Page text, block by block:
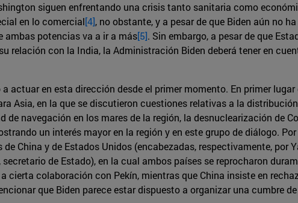
siguen enfrentando una crisis tanto sanitaria como
en lo comercial[4], no obstante, y a pesar de que Biden aún no
ambas potencias va a ir a más[5]. Sin embargo, a pesar de que
relación con la India, la Administración Biden deberá tener en
actuar en esta dirección desde el primer momento. En primer
Asia, en la que se discutieron cuestiones relativas a la
de navegación en los mares de la región, la desnuclearización de
un interés mayor en la región y en este grupo de diálogo.
China y de Estados Unidos (encabezadas, respectivamente, por
de Estado), en la cual ambos países se reprocharon
cierta colaboración con Pekín, mientras que China insiste en
que Biden parece estar dispuesto a organizar una cumbre